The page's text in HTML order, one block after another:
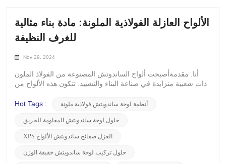
الألواح العازلة الفولاذية الملونة: مادة بناء مثالية
للغرف النظيفة
Nov 29, 2024
أنا. مقدمةأصبحت ألواح الساندوتش المصنوعة من الفولاذ الملون
ذات شعبية متزايدة في صناعة البناء والتشييد. تتكون هذه الألواح من
في المنتصف. Ø النداء الجمالي- يمكن تخصيصها بألوان مختلفة وفقًا
Hot Tags : أنظمة لوحة ساندويتش فولاذية ملونة
حلول لوحة ساندويتش المقاومة للحريق
XPS العزل صفائح ساندويتش الألواح
حلول تركيب لوحة ساندويتش خفيفة الوزن